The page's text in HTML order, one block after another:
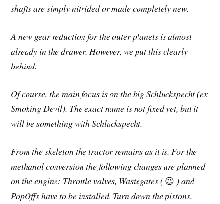
shafts are simply nitrided or made completely new.
A new gear reduction for the outer planets is almost
already in the drawer. However, we put this clearly
behind.
Of course, the main focus is on the big Schluckspecht (ex
Smoking Devil). The exact name is not fixed yet, but it
will be something with Schluckspecht.
From the skeleton the tractor remains as it is. For the
methanol conversion the following changes are planned
on the engine: Throttle valves, Wastegates ( 😉 ) and
PopOffs have to be installed. Turn down the pistons,